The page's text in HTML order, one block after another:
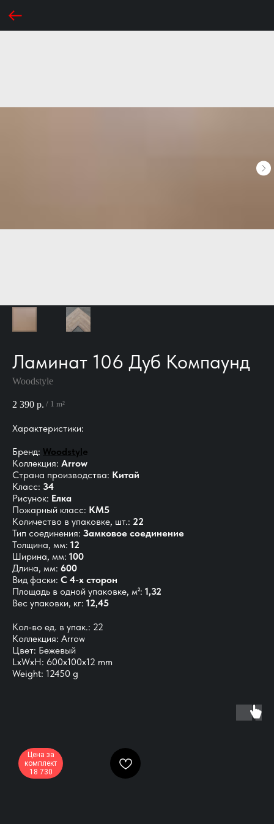
Ламинат 106 Дуб Компаунд
Woodstylе
2 390 р. / 1 m²
Характеристики:
Бренд: Woodstylе
Коллекция: Arrow
Страна производства: Китай
Класс: 34
Рисунок: Елка
Пожарный класс: КМ5
Количество в упаковке, шт.: 22
Тип соединения: Замковое соединение
Толщина, мм: 12
Ширина, мм: 100
Длина, мм: 600
Вид фаски: С 4-х сторон
Площадь в одной упаковке, м²: 1,32
Вес упаковки, кг: 12,45
Кол-во ед. в упак.: 22
Коллекция: Arrow
Цвет: Бежевый
LxWxH: 600x100x12 mm
Weight: 12450 g
Цена за
комплект
18 730